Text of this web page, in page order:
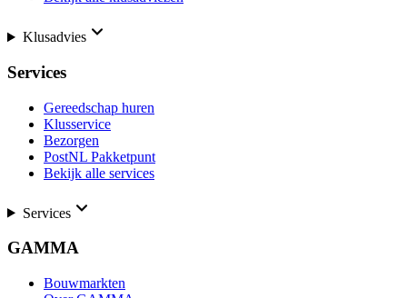
Klusadvies
Services
Gereedschap huren
Klusservice
Bezorgen
PostNL Pakketpunt
Bekijk alle services
Services
GAMMA
Bouwmarkten